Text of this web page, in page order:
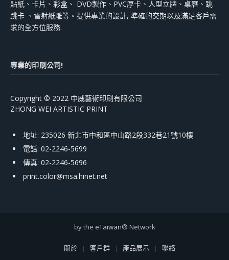
貼紙、卡片、彩盒、 DVD製作、PVC厚卡、人型立牌、桌曆、跳
跳卡 、雷射紙雕等。提供專業的設計, 準確的交期以及滿足客戶需
求的全方位服務.
專業的印刷公司!
Copyright © 2022 中威藝術印刷有限公司
ZHONG WEI ARTISTIC PRINT
地址: 235026 新北市中和區中山路2段332巷21號10樓
電話: 02-2246-5699
傳真: 02-2246-5696
print.color@msa.hinet.net
by the eTaiwan® Network
關於 客戶群 產品展示 聯絡